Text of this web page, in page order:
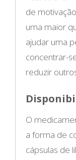
de
uma maior
ajudar uma
concentrar-
reduzir
O
a forma de
cápsulas de